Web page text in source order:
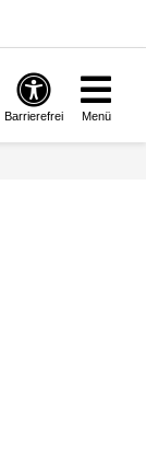
Barrierefrei Menü